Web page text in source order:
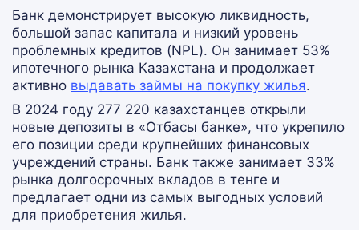
Банк демонстрирует высокую ликвидность,
большой запас капитала и низкий уровень
проблемных кредитов (NPL). Он занимает 53%
ипотечного рынка Казахстана и продолжает
активно выдавать займы на покупку жилья.
В 2024 году 277 220 казахстанцев открыли
новые депозиты в «Отбасы банке», что укрепило
его позиции среди крупнейших финансовых
учреждений страны. Банк также занимает 33%
рынка долгосрочных вкладов в тенге и
предлагает одни из самых выгодных условий
для приобретения жилья.